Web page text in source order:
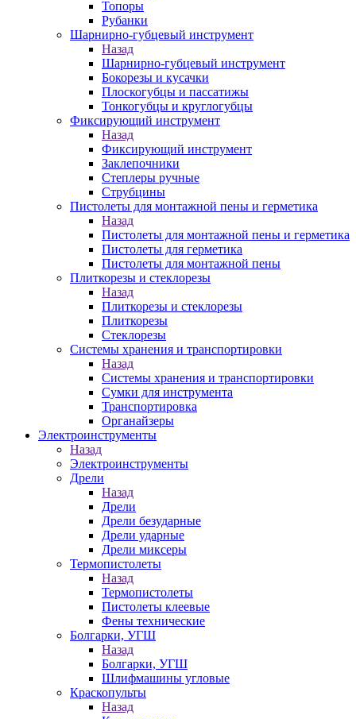
Топоры
Рубанки
Шарнирно-губцевый инструмент
Назад
Шарнирно-губцевый инструмент
Бокорезы и кусачки
Плоскогубцы и пассатижы
Тонкогубцы и круглогубцы
Фиксирующий инструмент
Назад
Фиксирующий инструмент
Заклепочники
Степлеры ручные
Струбцины
Пистолеты для монтажной пены и герметика
Назад
Пистолеты для монтажной пены и герметика
Пистолеты для герметика
Пистолеты для монтажной пены
Плиткорезы и стеклорезы
Назад
Плиткорезы и стеклорезы
Плиткорезы
Стеклорезы
Системы хранения и транспортировки
Назад
Системы хранения и транспортировки
Сумки для инструмента
Транспортировка
Органайзеры
Электроинструменты
Назад
Электроинструменты
Дрели
Назад
Дрели
Дрели безударные
Дрели ударные
Дрели миксеры
Термопистолеты
Назад
Термопистолеты
Пистолеты клеевые
Фены технические
Болгарки, УГШ
Назад
Болгарки, УГШ
Шлифмашины угловые
Краскопульты
Назад